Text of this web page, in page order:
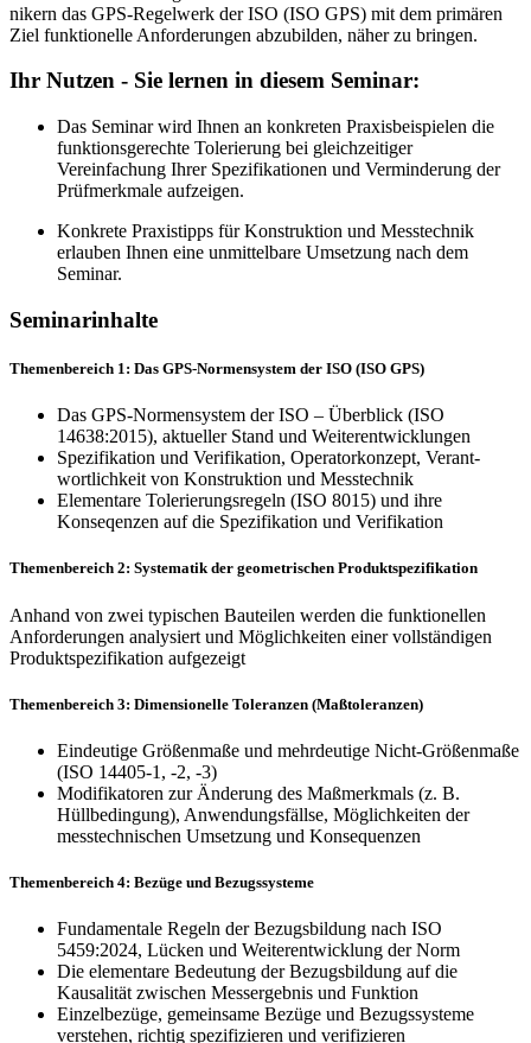
nikern das GPS-Regelwerk der ISO (ISO GPS) mit dem primären
Ziel funktio­nelle Anforderungen abzubilden, näher zu bringen.
Ihr Nutzen - Sie lernen in diesem Seminar:
Das Seminar wird Ihnen an konkreten Praxisbeispielen die
funkti­onsgerechte Tolerierung bei gleichzeitiger
Vereinfachung Ihrer Spezifikationen und Verminderung der
Prüfmerkmale aufzeigen.
Konkrete Praxistipps für Konstruktion und Messtechnik
erlauben Ihnen eine unmittelbare Umsetzung nach dem
Seminar.
Seminarinhalte
Themenbereich 1: Das GPS-Normensystem der ISO (ISO GPS)
Das GPS-Normensystem der ISO – Überblick (ISO
14638:2015), aktueller Stand und Weiterentwicklungen
Spezifikation und Verifikation, Operatorkonzept, Verant­
wortlichkeit von Konstruktion und Messtechnik
Elementare Tolerierungsregeln (ISO 8015) und ihre
Konseqenzen auf die Spezifikation und Verifikation
Themenbereich 2: Systematik der geometrischen Produktspezifikation
Anhand von zwei typischen Bauteilen werden die funkti­onellen
Anforderungen analysiert und Möglichkeiten ei­ner vollständigen
Produktspezifikation aufgezeigt
Themenbereich 3: Dimensionelle Toleranzen (Maßtoleranzen)
Eindeutige Größenmaße und mehrdeutige Nicht-Größenmaße
(ISO 14405-1, -2, -3)
Modifikatoren zur Änderung des Maßmerkmals (z. B.
Hüllbedingung), Anwendungsfällse, Möglichkeiten der
messtechnischen Umsetzung und Konsequenzen
Themenbereich 4: Bezüge und Bezugssysteme
Fundamentale Regeln der Bezugsbildung nach ISO
5459:2024, Lücken und Weiterentwicklung der Norm
Die elementare Bedeutung der Bezugsbildung auf die
Kausalität zwischen Messergebnis und Funktion
Einzelbezüge, gemeinsame Bezüge und Bezugssysteme
verstehen, richtig spezifizieren und verifizieren